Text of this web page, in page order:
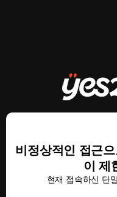
비정상적인 접근
이 제
현재 접속하신 단